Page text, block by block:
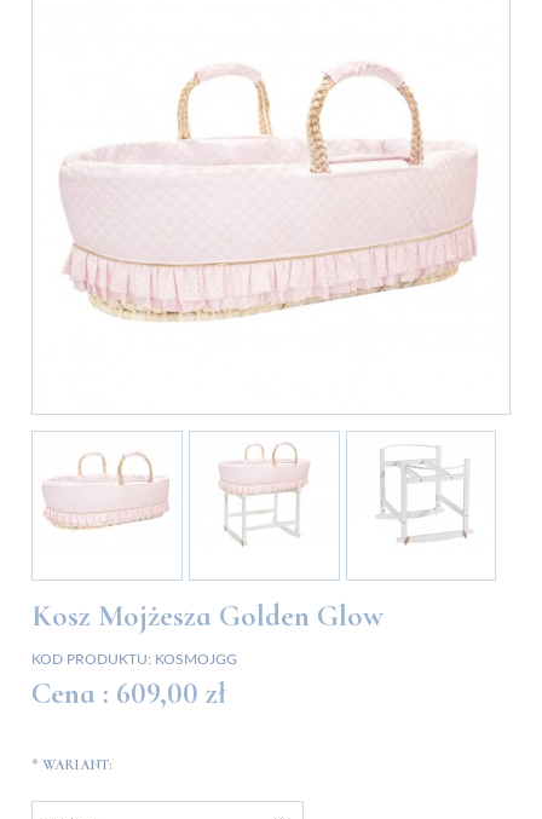
Kosz Mojżesza Golden Glow
KOD PRODUKTU: KOSMOJGG
Cena : 609,00 zł
* WARIANT: